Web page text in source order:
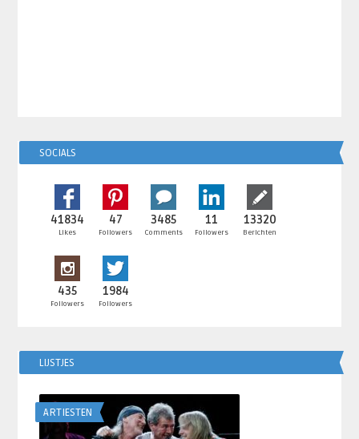
SOCIALS
41834
Likes
47
Followers
3485
Comments
11
Followers
13320
Berichten
435
Followers
1984
Followers
LIJSTJES
ARTIESTEN